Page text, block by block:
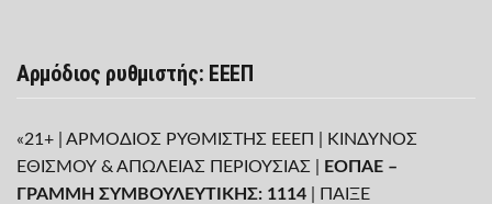
Αρμόδιος ρυθμιστής: ΕΕΕΠ
«21+ | ΑΡΜΟΔΙΟΣ ΡΥΘΜΙΣΤΗΣ ΕΕΕΠ | ΚΙΝΔΥΝΟΣ
ΕΘΙΣΜΟΥ & ΑΠΩΛΕΙΑΣ ΠΕΡΙΟΥΣΙΑΣ |
ΕΟΠΑΕ –
ΓΡΑΜΜΗ ΣΥΜΒΟΥΛΕΥΤΙΚΗΣ: 1114 | ΠΑΙΞΕ